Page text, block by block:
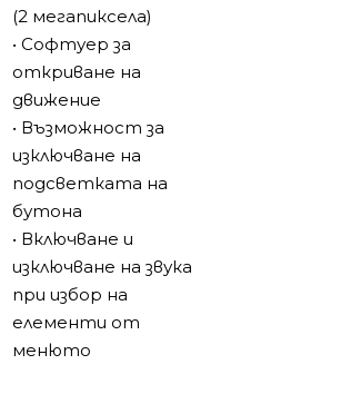
(2 мегапиксела)
• Софтуер за
откриване на
движение
• Възможност за
изключване на
подсветката на
бутона
• Включване и
изключване на звука
при избор на
елементи от
менюто